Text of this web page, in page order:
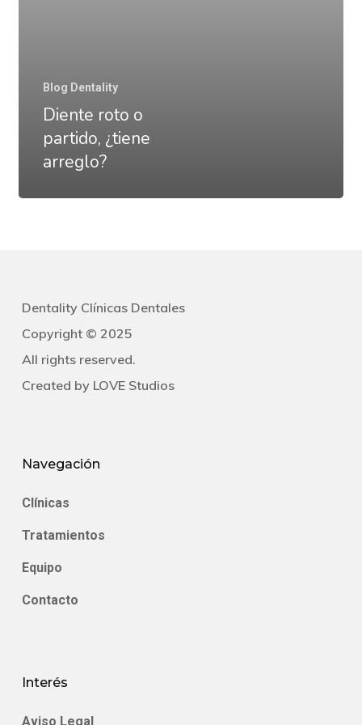
Blog Dentality
Diente roto o
partido, ¿tiene
arreglo?
Dentality Clínicas Dentales
Copyright © 2025
All rights reserved.
Created by LOVE Studios
Navegación
Clínicas
Tratamientos
Equipo
Contacto
Interés
Aviso Legal